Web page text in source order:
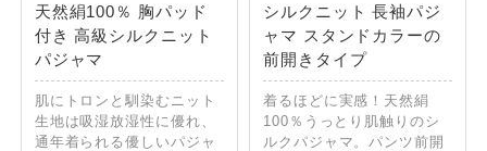
天然絹100％ 胸パッド
付き 高級シルクニット
パジャマ
肌にトロンと馴染むニット
生地は吸湿放湿性に優れ、
通年着られる優しいパジャ
シルクニット 長袖パジ
ャマ スタンドカラーの
前開きタイプ
着るほどに実感！天然絹
100％うっとり肌触りのシ
ルクパジャマ。パンツ前開